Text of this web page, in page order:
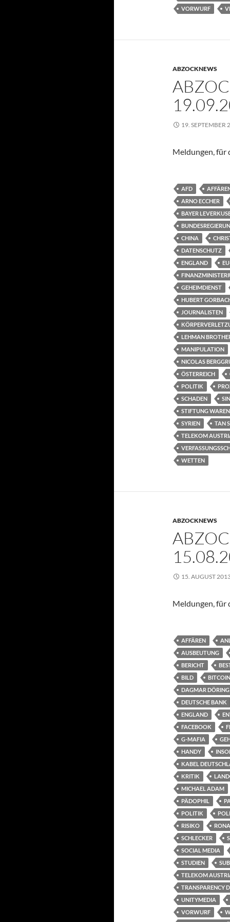
VORWURF
ABZOCKNEWS
19. SEPTEMBER
Meldungen, für
AFD
ARNO ECCHER
BAYER
CHINA
DATENSCHUTZ
ENGLAND
GEHEIMDIENST
HUBERT
JOURNALISTEN
LEHMAN
MANIPULATION
NICOLAS
ÖSTERREICH
POLITIK
SCHADEN
STIFTUNG
SYRIEN
TAN
TELEKOM
WETTEN
ABZOCKNEWS
15. AUGUST
Meldungen, für
AFFÄREN
AUSBEUTUNG
BERICHT
BILD
DAGMAR DÖRING
DEUTSCHE BANK
ENGLAND
FACEBOOK
G-MAFIA
HANDY
KABEL
KRITIK
MICHAEL ADAM
PÄDOPHIL
POLITIK
RISIKO
SCHLECKER
SOCIAL MEDIA
STUDIEN
TELEKOM
TRANSPARENCY
UNITYMEDIA
VORWURF